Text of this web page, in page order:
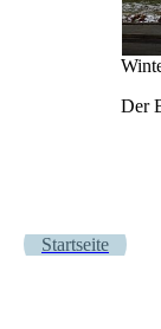
Der
Startseite